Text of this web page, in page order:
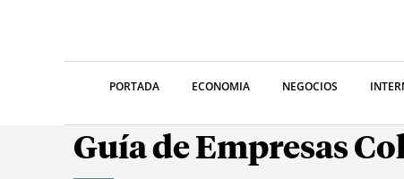
PORTADA ECONOMIA NEGOCIOS
Guía de Empresas